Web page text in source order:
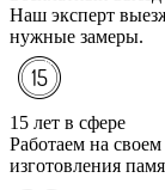
Наш эксперт
нужные замеры.
15 лет в сфере
Работаем на своем
изготовления